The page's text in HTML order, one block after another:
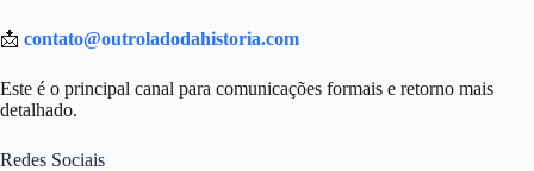
📩 contato@outroladodahistoria.com
Este é o principal canal para comunicações formais e retorno mais
detalhado.
Redes Sociais